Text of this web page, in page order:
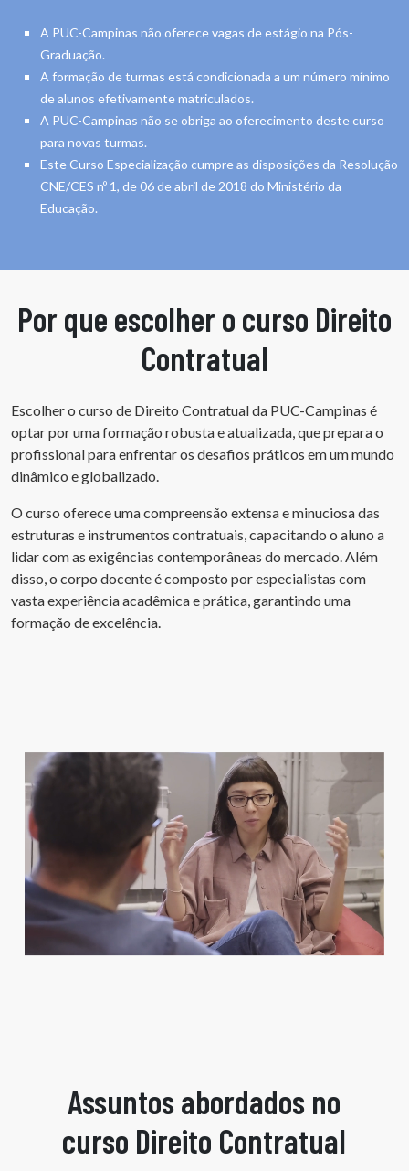
A PUC-Campinas não oferece vagas de estágio na Pós-
Graduação.
A formação de turmas está condicionada a um número mínimo
de alunos efetivamente matriculados.
A PUC-Campinas não se obriga ao oferecimento deste curso
para novas turmas.
Este Curso Especialização cumpre as disposições da Resolução
CNE/CES nº 1, de 06 de abril de 2018 do Ministério da
Educação.
Por que escolher o curso Direito
Contratual
Escolher o curso de Direito Contratual da PUC-Campinas é
optar por uma formação robusta e atualizada, que prepara o
profissional para enfrentar os desafios práticos em um mundo
dinâmico e globalizado.
O curso oferece uma compreensão extensa e minuciosa das
estruturas e instrumentos contratuais, capacitando o aluno a
lidar com as exigências contemporâneas do mercado. Além
disso, o corpo docente é composto por especialistas com
vasta experiência acadêmica e prática, garantindo uma
formação de excelência.
Assuntos abordados no
curso Direito Contratual